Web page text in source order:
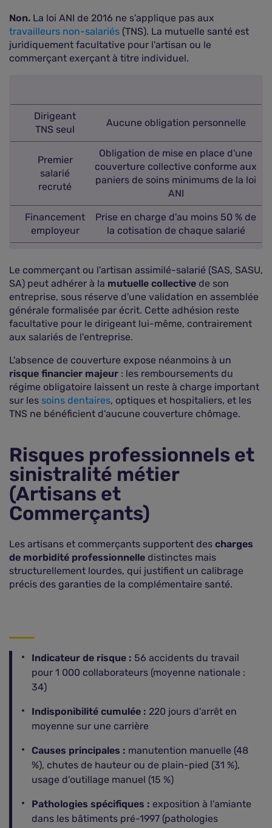
Non. La loi ANI de 2016 ne s'applique pas aux
travailleurs non-salariés (TNS). La mutuelle santé est
juridiquement facultative pour l'artisan ou le
commerçant exerçant à titre individuel.
Dirigeant
TNS seul
Aucune obligation personnelle
Premier
salarié
recruté
Obligation de mise en place d'une
couverture collective conforme aux
paniers de soins minimums de la loi
ANI
Financement
employeur
Prise en charge d'au moins 50 % de
la cotisation de chaque salarié
Le commerçant ou l'artisan assimilé-salarié (SAS, SASU,
SA) peut adhérer à la mutuelle collective de son
entreprise, sous réserve d'une validation en assemblée
générale formalisée par écrit. Cette adhésion reste
facultative pour le dirigeant lui-même, contrairement
aux salariés de l'entreprise.
L'absence de couverture expose néanmoins à un
risque financier majeur : les remboursements du
régime obligatoire laissent un reste à charge important
sur les soins dentaires, optiques et hospitaliers, et les
TNS ne bénéficient d'aucune couverture chômage.
Risques professionnels et
sinistralité métier
(Artisans et
Commerçants)
Les artisans et commerçants supportent des charges
de morbidité professionnelle distinctes mais
structurellement lourdes, qui justifient un calibrage
précis des garanties de la complémentaire santé.
Indicateur de risque : 56 accidents du travail
pour 1 000 collaborateurs (moyenne nationale :
34)
Indisponibilité cumulée : 220 jours d'arrêt en
moyenne sur une carrière
Causes principales : manutention manuelle (48
%), chutes de hauteur ou de plain-pied (31 %),
usage d'outillage manuel (15 %)
Pathologies spécifiques : exposition à l'amiante
dans les bâtiments pré-1997 (pathologies